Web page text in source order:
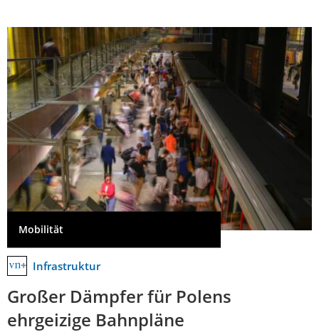
Mobilität
Infrastruktur
Großer Dämpfer für Polens
ehrgeizige Bahnpläne